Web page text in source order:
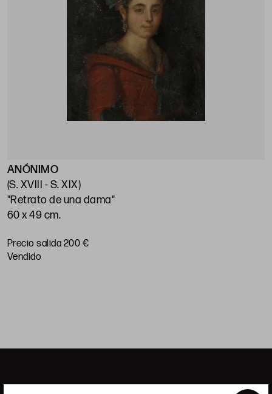
ANÓNIMO
(S. XVIII - S. XIX)
"Retrato de una dama"
60 x 49 cm.
Precio salida 200 €
vendido